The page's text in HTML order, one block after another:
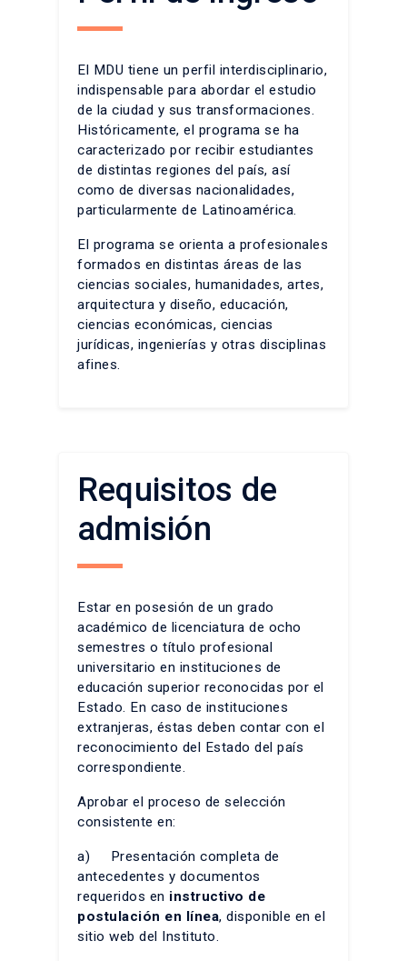
El MDU tiene un perfil interdisciplinario,
indispensable para abordar el estudio
de la ciudad y sus transformaciones.
Históricamente, el programa se ha
caracterizado por recibir estudiantes
de distintas regiones del país, así
como de diversas nacionalidades,
particularmente de Latinoamérica.
El programa se orienta a profesionales
formados en distintas áreas de las
ciencias sociales, humanidades, artes,
arquitectura y diseño, educación,
ciencias económicas, ciencias
jurídicas, ingenierías y otras disciplinas
afines.
Requisitos de
admisión
Estar en posesión de un grado
académico de licenciatura de ocho
semestres o título profesional
universitario en instituciones de
educación superior reconocidas por el
Estado. En caso de instituciones
extranjeras, éstas deben contar con el
reconocimiento del Estado del país
correspondiente.
Aprobar el proceso de selección
consistente en:
a) Presentación completa de
antecedentes y documentos
requeridos en instructivo de
postulación en línea, disponible en el
sitio web del Instituto.